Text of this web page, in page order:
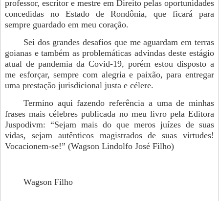
professor, escritor e mestre em Direito pelas oportunidades
concedidas no Estado de Rondônia, que ficará para
sempre guardado em meu coração.
Sei dos grandes desafios que me aguardam em terras
goianas e também as problemáticas advindas deste estágio
atual de pandemia da Covid-19, porém estou disposto a
me esforçar, sempre com alegria e paixão, para entregar
uma prestação jurisdicional justa e célere.
Termino aqui fazendo referência a uma de minhas
frases mais célebres publicada no meu livro pela Editora
Juspodivm: “Sejam mais do que meros juízes de suas
vidas, sejam autênticos magistrados de suas virtudes!
Vocacionem-se!” (Wagson Lindolfo José Filho)
Wagson Filho